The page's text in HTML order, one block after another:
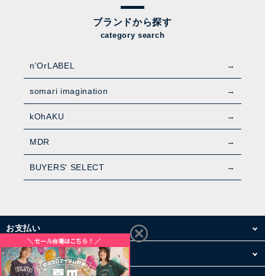
ブランドから探す
category search
n'OrLABEL
somari imagination
kOhAKU
MDR
BUYERS' SELECT
お支払い
配送・送料